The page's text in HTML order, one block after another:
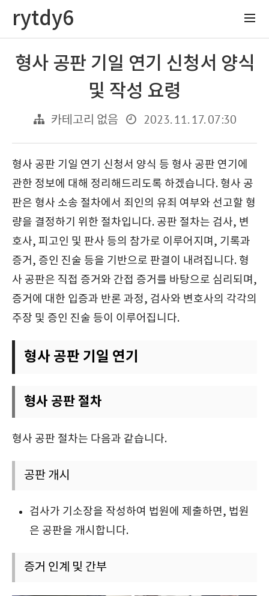
rytdy6
형사 공판 기일 연기 신청서 양식
및 작성 요령
카테고리 없음 2023. 11. 17. 07:30
형사 공판 기일 연기 신청서 양식 등 형사 공판 연기에
관한 정보에 대해 정리해드리도록 하겠습니다. 형사 공
판은 형사 소송 절차에서 죄인의 유죄 여부와 선고할 형
량을 결정하기 위한 절차입니다. 공판 절차는 검사, 변
호사, 피고인 및 판사 등의 참가로 이루어지며, 기록과
증거, 증인 진술 등을 기반으로 판결이 내려집니다. 형
사 공판은 직접 증거와 간접 증거를 바탕으로 심리되며,
증거에 대한 입증과 반론 과정, 검사와 변호사의 각각의
주장 및 증인 진술 등이 이루어집니다.
형사 공판 기일 연기
형사 공판 절차
형사 공판 절차는 다음과 같습니다.
공판 개시
검사가 기소장을 작성하여 법원에 제출하면, 법원
은 공판을 개시합니다.
증거 인계 및 간부